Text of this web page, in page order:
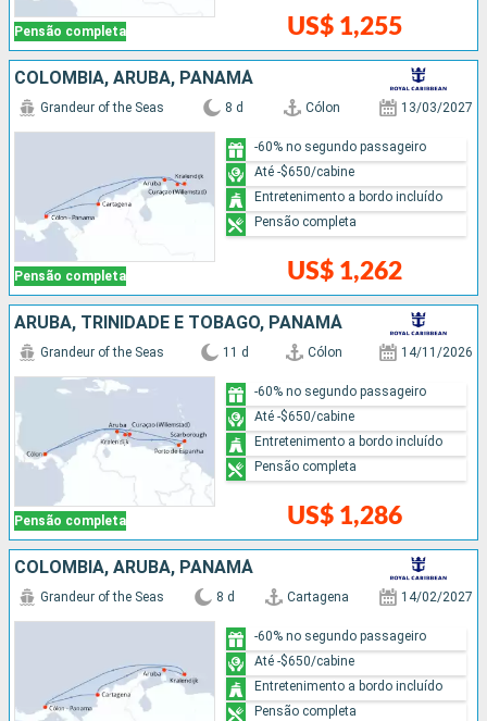
Pensão completa US$ 1,255
COLOMBIA, ARUBA, PANAMÁ
Pensão completa
Grandeur of the Seas 8 d Cólon 13/03/2027
US$ 1,262
-60% no segundo passageiro
Até -$650/cabine
Entretenimento a bordo incluído
Pensão completa
ARUBA, TRINIDADE E TOBAGO, PANAMÁ
Pensão completa
Grandeur of the Seas 11 d Cólon 14/11/2026
US$ 1,286
-60% no segundo passageiro
Até -$650/cabine
Entretenimento a bordo incluído
Pensão completa
COLOMBIA, ARUBA, PANAMÁ
Grandeur of the Seas 8 d Cartagena 14/02/2027
-60% no segundo passageiro
Até -$650/cabine
Entretenimento a bordo incluído
Pensão completa